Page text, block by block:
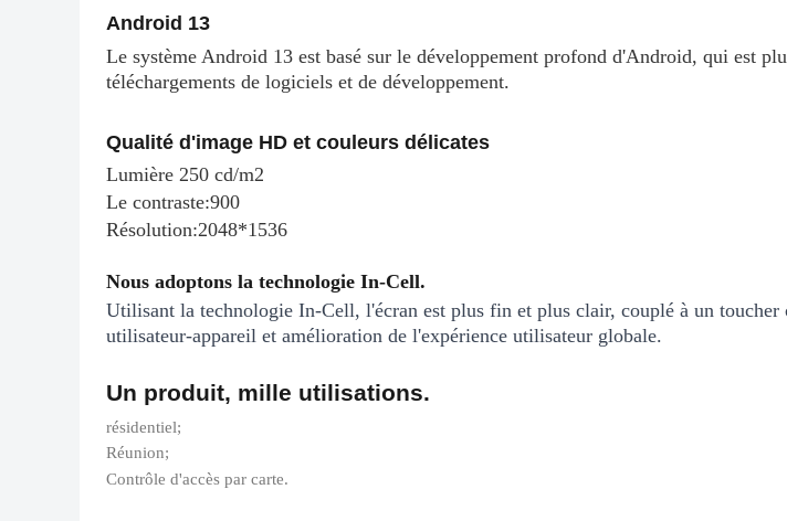
Android 13
Le système Android 13 est basé sur le développement profond d'Android, qui est
téléchargements de logiciels et de développement.
Qualité d'image HD et couleurs délicates
Lumière 250 cd/m2
Le contraste:900
Résolution:2048*1536
Nous adoptons la technologie In-Cell.
Utilisant la technologie In-Cell, l'écran est plus fin et plus clair, couplé à un
utilisateur-appareil et amélioration de l'expérience utilisateur globale.
Un produit, mille utilisations.
résidentiel;
Réunion;
Contrôle d'accès par carte.